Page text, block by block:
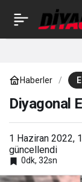
Haberler
Diyagonal
1 Haziran 2022,
güncellendi
0dk, 32sn
Thiago